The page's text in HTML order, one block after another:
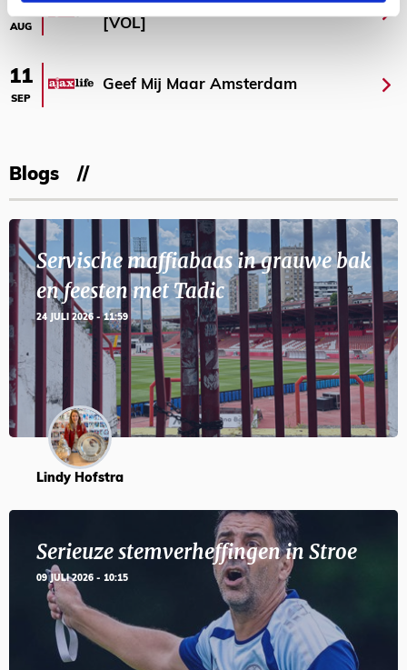
23
AUG
[VOL]
11
SEP
Geef Mij Maar Amsterdam
Blogs
Servische maffiabaas in grauwe bak
en feesten met Tadic
24 JULI 2026 - 11:59
Lindy Hofstra
Serieuze stemverheffingen in Stroe
09 JULI 2026 - 10:15